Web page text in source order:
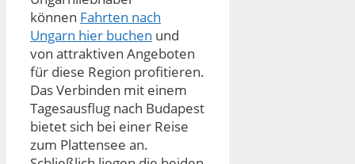
können Fahrten nach
Ungarn hier buchen und
von attraktiven Angeboten
für diese Region profitieren.
Das Verbinden mit einem
Tagesausflug nach Budapest
bietet sich bei einer Reise
zum Plattensee an.